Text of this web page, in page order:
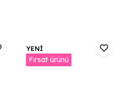
YENİ
Fırsat ürünü